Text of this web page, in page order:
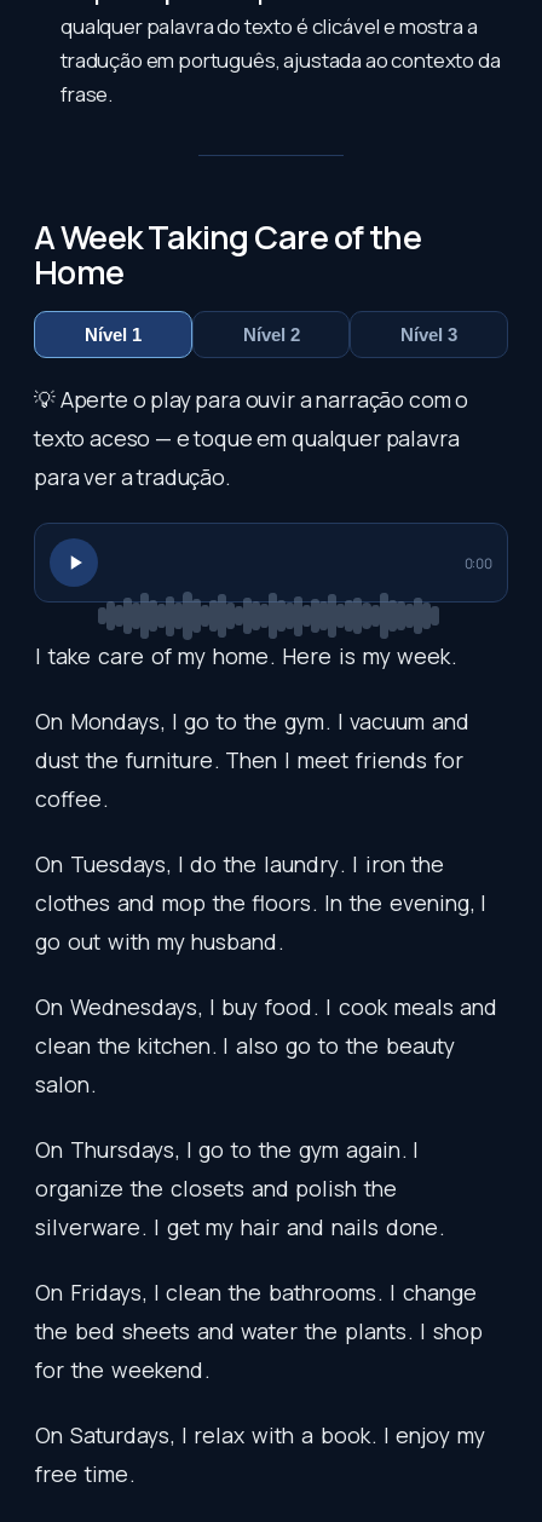
qualquer palavra do texto é clicável e mostra a
tradução em português, ajustada ao contexto da
frase.
A Week Taking Care of the
Home
Nível 1 Nível 2 Nível 3
💡 Aperte o play para ouvir a narração com o
texto aceso — e toque em qualquer palavra
para ver a tradução.
0:00
I take care of my home. Here is my week.
On Mondays, I go to the gym. I vacuum and
dust the furniture. Then I meet friends for
coffee.
On Tuesdays, I do the laundry. I iron the
clothes and mop the floors. In the evening, I
go out with my husband.
On Wednesdays, I buy food. I cook meals and
clean the kitchen. I also go to the beauty
salon.
On Thursdays, I go to the gym again. I
organize the closets and polish the
silverware. I get my hair and nails done.
On Fridays, I clean the bathrooms. I change
the bed sheets and water the plants. I shop
for the weekend.
On Saturdays, I relax with a book. I enjoy my
free time.